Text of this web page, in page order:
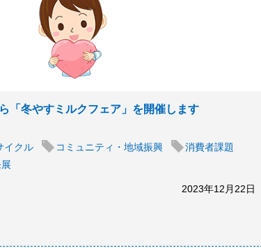
「冬やすミルクフェア」を開催します
イクル コミュニティ・地域振興
消費者課題
2023年12月22日